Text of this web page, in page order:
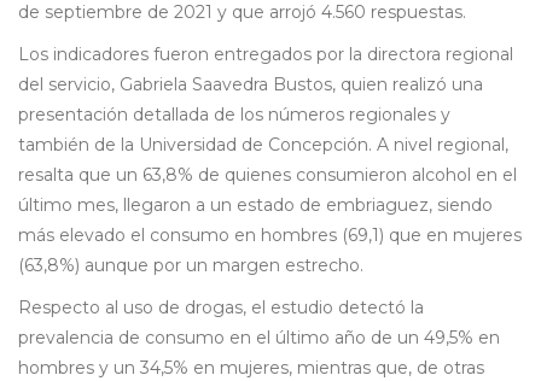
de septiembre de 2021 y que arrojó 4.560 respuestas.
Los indicadores fueron entregados por la directora regional
del servicio, Gabriela Saavedra Bustos, quien realizó una
presentación detallada de los números regionales y
también de la Universidad de Concepción. A nivel regional,
resalta que un 63,8% de quienes consumieron alcohol en el
último mes, llegaron a un estado de embriaguez, siendo
más elevado el consumo en hombres (69,1) que en mujeres
(63,8%) aunque por un margen estrecho.
Respecto al uso de drogas, el estudio detectó la
prevalencia de consumo en el último año de un 49,5% en
hombres y un 34,5% en mujeres, mientras que, de otras